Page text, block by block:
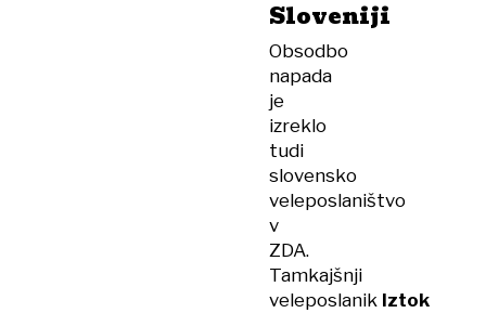
Sloveniji
Obsodbo
napada
je
izreklo
tudi
slovensko
veleposlaništvo
v
ZDA.
Tamkajšnji
veleposlanik Iztok